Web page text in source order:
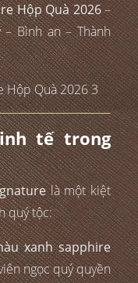
Hộp Quà 2026–
Bình an – Thành
tế trong
là một kiệt
quý tộc:
xanh sapphire
ngọc quý quyền